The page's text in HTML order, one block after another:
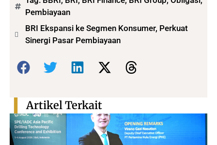
Pembiayaan
BRI Ekspansi ke Segmen Konsumer, Perkuat
Sinergi Pasar Pembiayaan
Bagikan:
Artikel Terkait